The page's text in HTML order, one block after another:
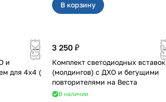
В корзину
и
4x4 (
3 250 ₽
Комплект светодиодных вставок
(молдингов) с ДХО и бегущими
повторителями на Веста
В наличии